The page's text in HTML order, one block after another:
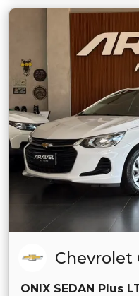
Chevrolet
ONIX SEDAN Plus